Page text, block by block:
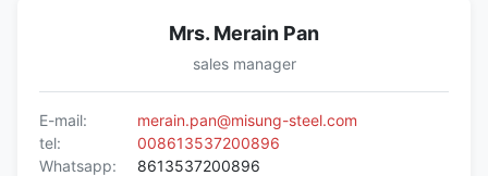
Mrs. Merain Pan
sales manager
E-mail:
merain.pan@misung-steel.com
tel:
008613537200896
Whatsapp:
8613537200896